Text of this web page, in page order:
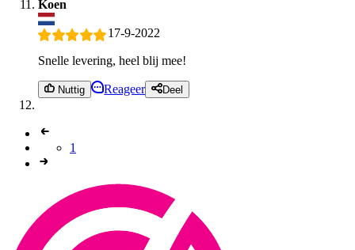
Koen
17-9-2022
Snelle levering, heel blij mee!
Nuttig Reageer Deel
1